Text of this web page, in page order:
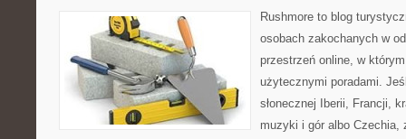
Rushmore to blog
osobach zakochanych w
przestrzeń online, w
użytecznymi poradami.
słonecznej Iberii, Francji,
muzyki i gór albo Czechia,